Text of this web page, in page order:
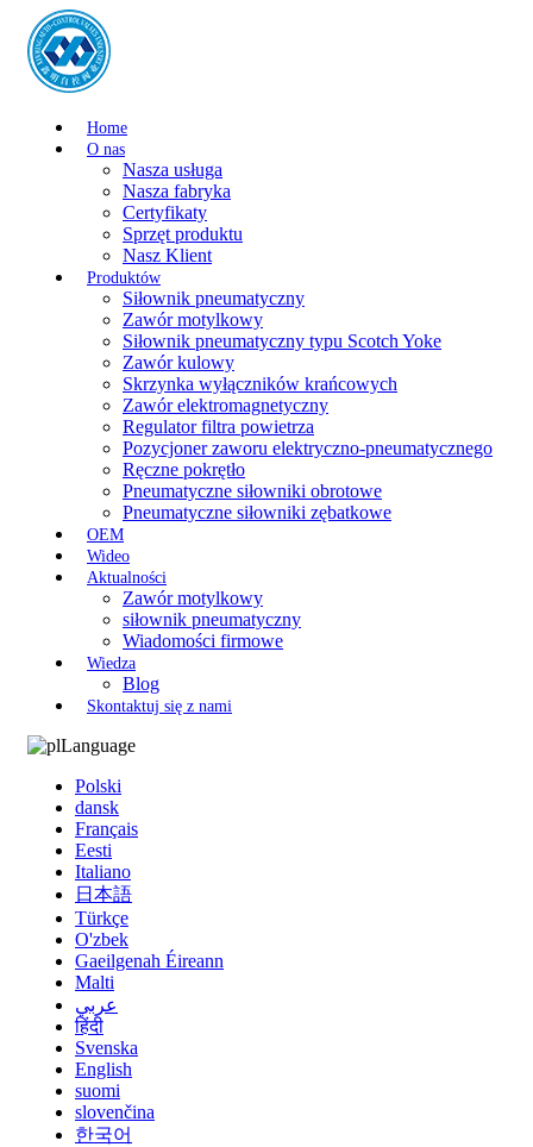
Home
O nas
Nasza usługa
Nasza fabryka
Certyfikaty
Sprzęt produktu
Nasz Klient
Produktów
Siłownik pneumatyczny
Zawór motylkowy
Siłownik pneumatyczny typu Scotch Yoke
Zawór kulowy
Skrzynka wyłączników krańcowych
Zawór elektromagnetyczny
Regulator filtra powietrza
Pozycjoner zaworu elektryczno-pneumatycznego
Ręczne pokrętło
Pneumatyczne siłowniki obrotowe
Pneumatyczne siłowniki zębatkowe
OEM
Wideo
Aktualności
Zawór motylkowy
siłownik pneumatyczny
Wiadomości firmowe
Wiedza
Blog
Skontaktuj się z nami
Language
Polski
dansk
Français
Eesti
Italiano
日本語
Türkçe
O'zbek
Gaeilgenah Éireann
Malti
عربي
हिंदी
Svenska
English
suomi
slovenčina
한국어